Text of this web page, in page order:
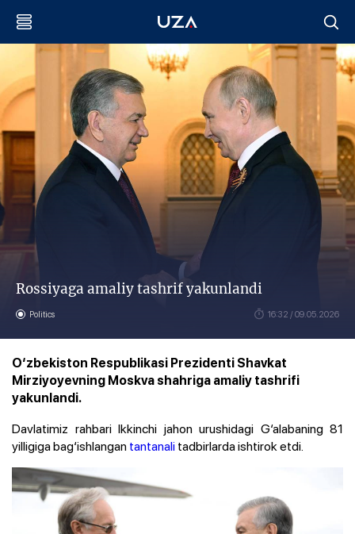
Rossiyaga amaliy tashrif yakunlandi
Politics 16:32 / 09.05.2026
O‘zbekiston Respublikasi Prezidenti Shavkat
Mirziyoyevning Moskva shahriga amaliy tashrifi
yakunlandi.
Davlatimiz rahbari Ikkinchi jahon urushidagi G‘alabaning 81
yilligiga bag‘ishlangantantanalitadbirlarda ishtirok etdi.